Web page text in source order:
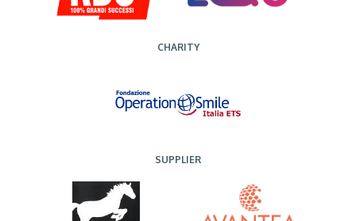
CHARITY
SUPPLIER